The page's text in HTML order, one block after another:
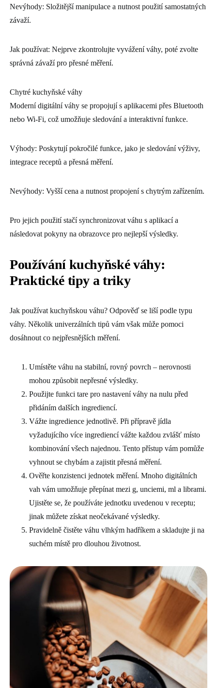
Nevýhody: Složitější manipulace a nutnost použití samostatných
závaží.
Jak používat: Nejprve zkontrolujte vyvážení váhy, poté zvolte
správná závaží pro přesné měření.
Chytré kuchyňské váhy
Moderní digitální váhy se propojují s aplikacemi přes Bluetooth
nebo Wi-Fi, což umožňuje sledování a interaktivní funkce.
Výhody: Poskytují pokročilé funkce, jako je sledování výživy,
integrace receptů a přesná měření.
Nevýhody: Vyšší cena a nutnost propojení s chytrým zařízením.
Pro jejich použití stačí synchronizovat váhu s aplikací a
následovat pokyny na obrazovce pro nejlepší výsledky.
Používání kuchyňské váhy:
Praktické tipy a triky
Jak používat kuchyňskou váhu? Odpověď se liší podle typu
váhy. Několik univerzálních tipů vám však může pomoci
dosáhnout co nejpřesnějších měření.
Umístěte váhu na stabilní, rovný povrch – nerovnosti
mohou způsobit nepřesné výsledky.
Použijte funkci tare pro nastavení váhy na nulu před
přidáním dalších ingrediencí.
Vážte ingredience jednotlivě. Při přípravě jídla
vyžadujícího více ingrediencí vážte každou zvlášť místo
kombinování všech najednou. Tento přístup vám pomůže
vyhnout se chybám a zajistit přesná měření.
Ověřte konzistenci jednotek měření. Mnoho digitálních
vah vám umožňuje přepínat mezi g, unciemi, ml a librami.
Ujistěte se, že používáte jednotku uvedenou v receptu;
jinak můžete získat neočekávané výsledky.
Pravidelně čistěte váhu vlhkým hadříkem a skladujte ji na
suchém místě pro dlouhou životnost.